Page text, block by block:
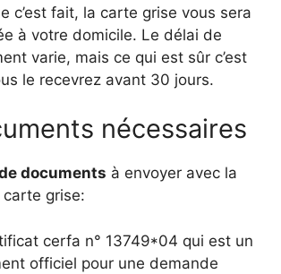
c’est fait, la carte grise vous sera
à votre domicile. Le délai de
varie, mais ce qui est sûr c’est
le recevrez avant 30 jours.
nécessaires
documents à envoyer avec la
grise:
cerfa n° 13749*04 qui est un
officiel pour une demande